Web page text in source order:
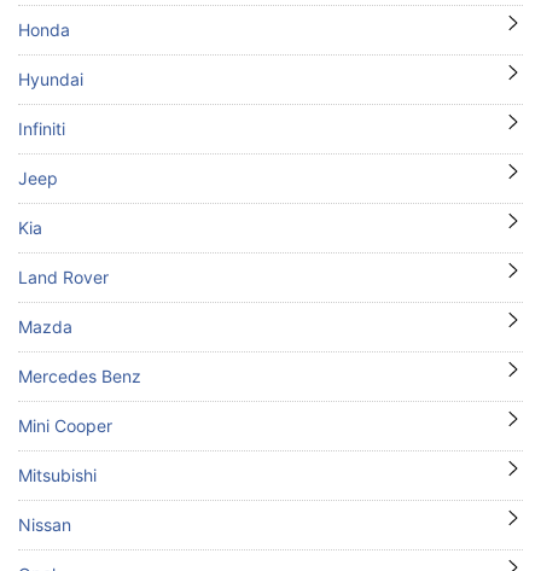
Honda
Hyundai
Infiniti
Jeep
Kia
Land Rover
Mazda
Mercedes Benz
Mini Cooper
Mitsubishi
Nissan